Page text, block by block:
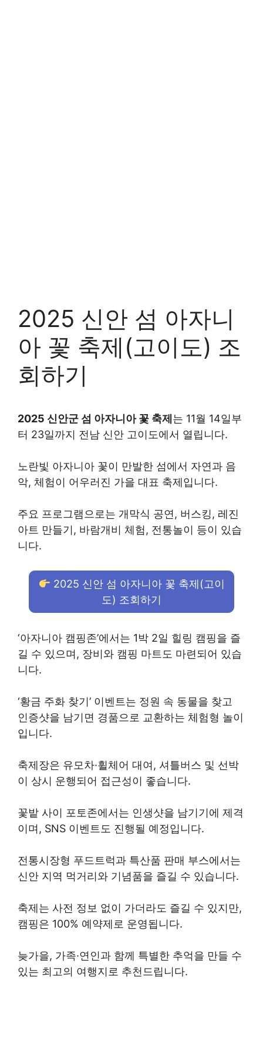
2025 신안 섬 아자니
아 꽃 축제(고이도) 조
회하기
2025 신안군 섬 아자니아 꽃 축제 는 11월 14일부
터 23일까지 전남 신안 고이도에서 열립니다.
노란빛 아자니아 꽃이 만발한 섬에서 자연과 음
악, 체험이 어우러진 가을 대표 축제입니다.
주요 프로그램으로는 개막식 공연, 버스킹, 레진
아트 만들기, 바람개비 체험, 전통놀이 등이 있습
니다.
2025 신안 섬 아자니아 꽃 축제(고이
도) 조회하기
‘아자니아 캠핑존’에서는 1박 2일 힐링 캠핑을 즐
길 수 있으며, 장비와 캠핑 마트도 마련되어 있습
니다.
‘황금 주화 찾기’ 이벤트는 정원 속 동물을 찾고
인증샷을 남기면 경품으로 교환하는 체험형 놀이
입니다.
축제장은 유모차·휠체어 대여, 셔틀버스 및 선박
이 상시 운행되어 접근성이 좋습니다.
꽃밭 사이 포토존에서는 인생샷을 남기기에 제격
이며, SNS 이벤트도 진행될 예정입니다.
전통시장형 푸드트럭과 특산품 판매 부스에서는
신안 지역 먹거리와 기념품을 즐길 수 있습니다.
축제는 사전 정보 없이 가더라도 즐길 수 있지만,
캠핑은 100% 예약제로 운영됩니다.
늦가을, 가족·연인과 함께 특별한 추억을 만들 수
있는 최고의 여행지로 추천드립니다.